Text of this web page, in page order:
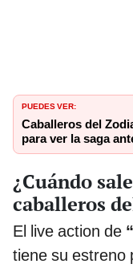
PUEDES VER:
Caballeros del
para ver la saga
¿Cuándo
caballeros
El live action de
tiene su estreno